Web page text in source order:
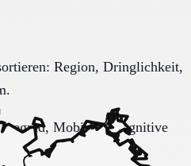
Region, Dringlichkeit,
Mobilität, kognitive